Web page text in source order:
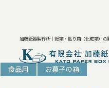
加藤紙器製作所｜紙箱・貼り箱（化粧箱）
食品用 お菓子の箱